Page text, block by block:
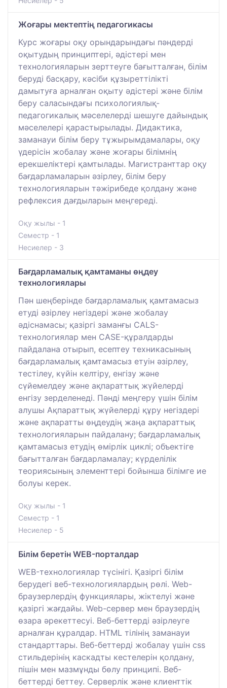
Жоғары мектептің педагогикасы
Курс жоғары оқу орындарындағы пәндерді
оқытудың принциптері, әдістері мен
технологияларын зерттеуге бағытталған, білім
беруді басқару, кәсіби құзыреттілікті
дамытуға арналған оқыту әдістері және білім
беру саласындағы психологиялық-
педагогикалық мәселелерді шешуге дайындық
мәселелері қарастырылады. Дидактика,
заманауи білім беру тұжырымдамалары, оқу
үдерісін жобалау және жоғары білімнің
ерекшеліктері қамтылады. Магистранттар оқу
бағдарламаларын әзірлеу, білім беру
технологияларын тәжірибеде қолдану және
рефлексия дағдыларын меңгереді.
Оқу жылы - 1
Семестр - 1
Несиелер - 3
Бағдарламалық қамтаманы өңдеу
технологиялары
Пән шеңберінде бағдарламалық қамтамасыз
етуді әзірлеу негіздері және жобалау
әдіснамасы; қазіргі заманғы CALS-
технологиялар мен CASE-құралдарды
пайдалана отырып, есептеу техникасының
бағдарламалық қамтамасыз етуін әзірлеу,
тестілеу, күйін келтіру, енгізу және
сүйемелдеу және ақпараттық жүйелерді
енгізу зерделенеді. Пәнді меңгеру үшін білім
алушы Ақпараттық жүйелерді құру негіздері
және ақпаратты өңдеудің жаңа ақпараттық
технологияларын пайдалану; бағдарламалық
қамтамасыз етудің өмірлік циклі; объектіге
бағытталған бағдарламалау; күрделілік
теориясының элементтері бойынша білімге ие
болуы керек.
Оқу жылы - 1
Семестр - 1
Несиелер - 5
Білім беретін WEB-порталдар
WEB-технологиялар түсінігі. Қазіргі білім
берудегі веб-технологиялардың рөлі. Web-
браузерлердің функциялары, жіктелуі және
қазіргі жағдайы. Web-сервер мен браузердің
өзара әрекеттесуі. Веб-беттерді әзірлеуге
арналған құралдар. HTML тілінің заманауи
стандарттары. Веб-беттерді жобалау үшін css
стильдерінің каскадты кестелерін қолдану,
пішін мен мазмұнды бөлу принципі. Веб-
беттерді беттеу. Серверлік және клиенттік